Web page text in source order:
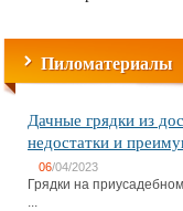
Пиломатериалы
Дачные грядки из
недостатки и
06/04/2023
Грядки на
...